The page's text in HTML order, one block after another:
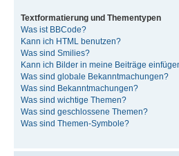
Textformatierung und Thementypen
Was ist BBCode?
Kann ich HTML benutzen?
Was sind Smilies?
Kann ich Bilder in meine Beiträge
Was sind globale Bekanntmachungen?
Was sind Bekanntmachungen?
Was sind wichtige Themen?
Was sind geschlossene Themen?
Was sind Themen-Symbole?